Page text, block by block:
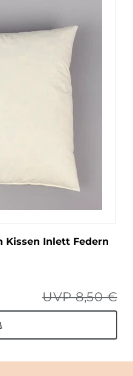
Kissen Inlett Federn
UVP 8,50 €